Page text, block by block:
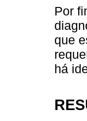
Por
que
há